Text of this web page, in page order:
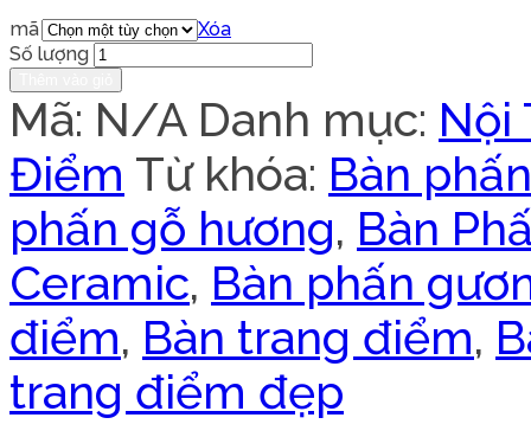
mã
Xóa
Số lượng
Mã: N/A Danh mục: Nội
Điểm Từ khóa: Bàn phấn
phấn gỗ hương, Bàn
Ceramic, Bàn phấn
điểm, Bàn trang điểm,
trang điểm đẹp